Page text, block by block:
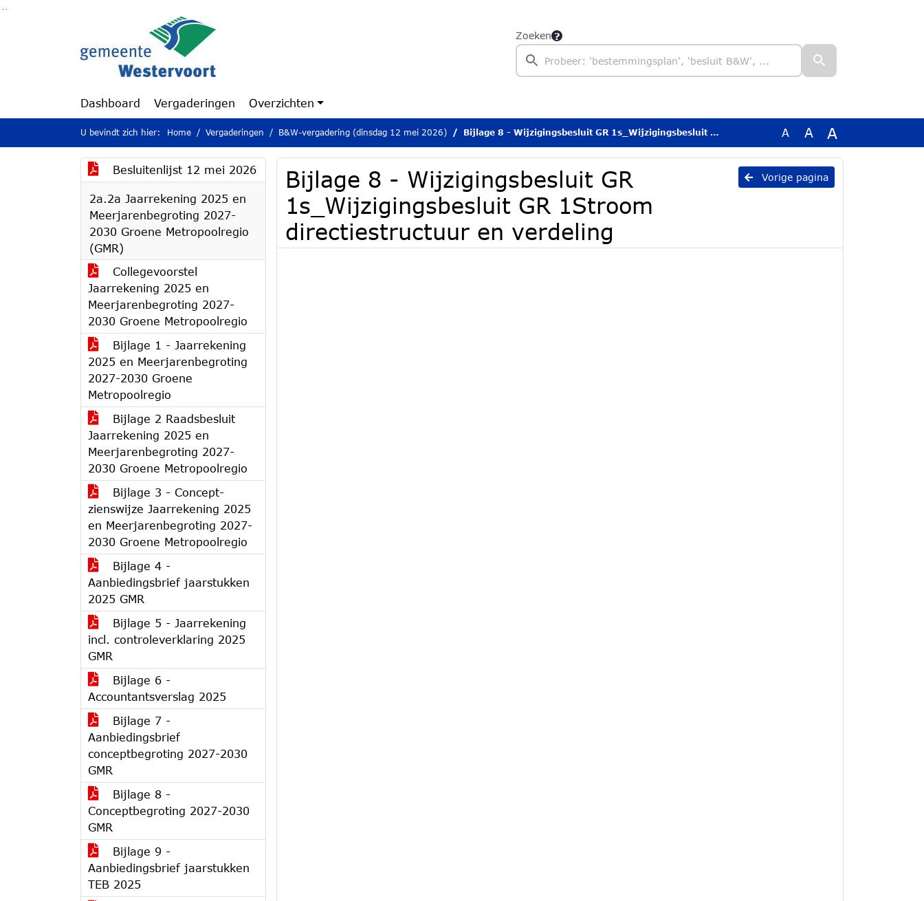
Ga naar de inhoud van deze pagina
Zoeken
Dashboard Vergaderingen Overzichten
U bevindt zich hier: Home Vergaderingen B&W-vergadering (dinsdag 12 mei 2026) Bijlage 8 - Wijzigingsbesluit GR 1s_Wijzigingsbesluit GR 1Stroom directiestructuur en verdeling A A A
Besluitenlijst 12 mei 2026
2a.2a Jaarrekening 2025 en
Meerjarenbegroting 2027-
2030 Groene Metropoolregio
(GMR)
Collegevoorstel
Jaarrekening 2025 en
Meerjarenbegroting 2027-
2030 Groene Metropoolregio
Bijlage 1 - Jaarrekening
2025 en Meerjarenbegroting
2027-2030 Groene
Metropoolregio
Bijlage 2 Raadsbesluit
Jaarrekening 2025 en
Meerjarenbegroting 2027-
2030 Groene Metropoolregio
Bijlage 3 - Concept-
zienswijze Jaarrekening 2025
en Meerjarenbegroting 2027-
2030 Groene Metropoolregio
Bijlage 4 -
Aanbiedingsbrief jaarstukken
2025 GMR
Bijlage 5 - Jaarrekening
incl. controleverklaring 2025
GMR
Bijlage 6 -
Accountantsverslag 2025
Bijlage 7 -
Aanbiedingsbrief
conceptbegroting 2027-2030
GMR
Bijlage 8 -
Conceptbegroting 2027-2030
GMR
Bijlage 9 -
Aanbiedingsbrief jaarstukken
TEB 2025
Vorige pagina
Bijlage 8 - Wijzigingsbesluit GR
1s_Wijzigingsbesluit GR 1Stroom
directiestructuur en verdeling